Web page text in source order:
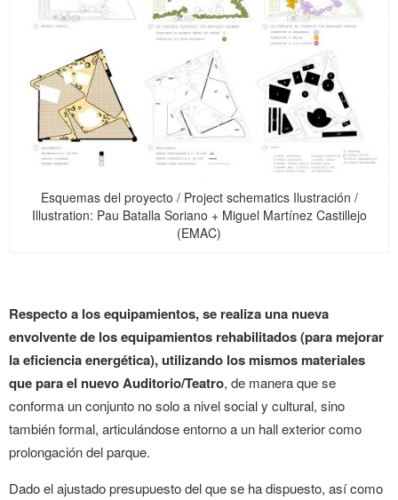
Esquemas del proyecto / Project schematics Ilustración /
Illustration: Pau Batalla Soriano + Miguel Martínez Castillejo
(EMAC)
Respecto a los equipamientos, se realiza una nueva
envolvente de los equipamientos rehabilitados (para mejorar
la eficiencia energética), utilizando los mismos materiales
que para el nuevo Auditorio/Teatro, de manera que se
conforma un conjunto no solo a nivel social y cultural, sino
también formal, articulándose entorno a un hall exterior como
prolongación del parque.
Dado el ajustado presupuesto del que se ha dispuesto, así como